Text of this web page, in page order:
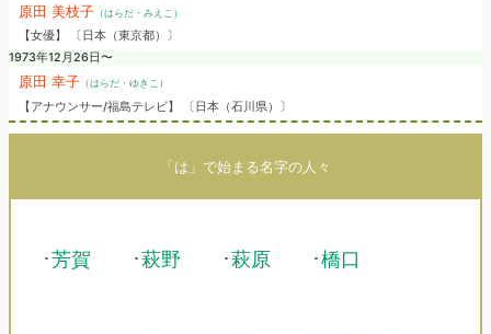
原田 美枝子（はらだ・みえこ）
【女優】 〔日本（東京都）〕
1973年12月26日〜
原田 幸子（はらだ・ゆきこ）
【アナウンサー/福島テレビ】 〔日本（石川県）〕
「は」で始まる名字の人々
･芳賀 ･萩野 ･萩原 ･橋口